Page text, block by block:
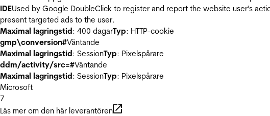
IDEUsed by Google DoubleClick to register and report the website user's
present targeted ads to the user.
Maximal lagringstid: 400 dagarTyp: HTTP-cookie
gmp\conversion#Väntande
Maximal lagringstid: SessionTyp: Pixelspårare
ddm/activity/src=#Väntande
Maximal lagringstid: SessionTyp: Pixelspårare
Microsoft
7
Läs mer om den här leverantören